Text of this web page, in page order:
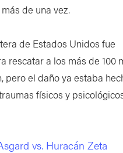
de una vez.
de Estados Unidos fue
rescatar a los más de 100
pero el daño ya estaba
físicos y
vs. Huracán Zeta